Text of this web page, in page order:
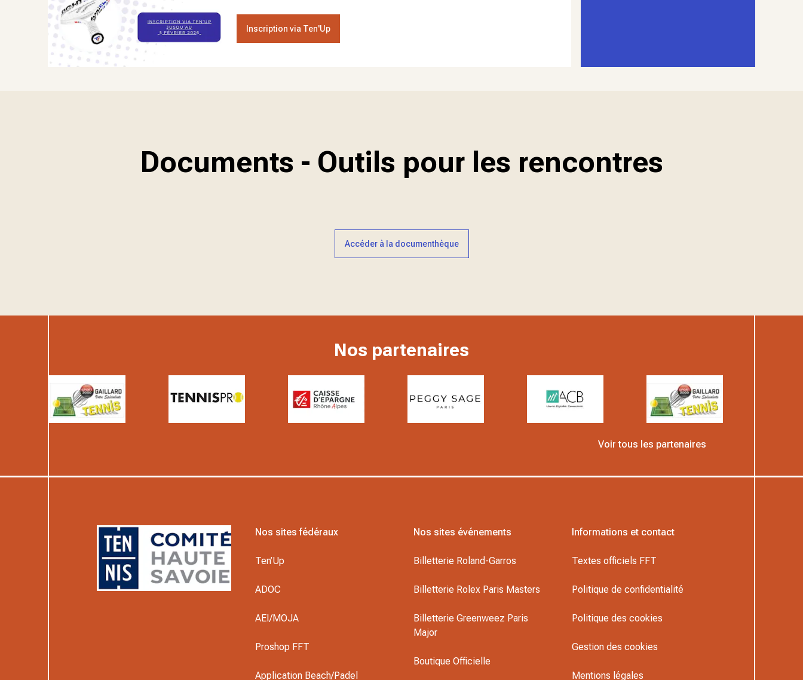
Inscription via Ten'Up
Documents - Outils pour les rencontres
Accéder à la documenthèque
Nos partenaires
Voir tous les partenaires
Nos sites fédéraux
Ten’Up
ADOC
AEI/MOJA
Proshop FFT
Application Beach/Padel
Nos sites événements
Billetterie Roland-Garros
Billetterie Rolex Paris Masters
Billetterie Greenweez Paris
Major
Boutique Officielle
Informations et contact
Textes officiels FFT
Politique de confidentialité
Politique des cookies
Gestion des cookies
Mentions légales